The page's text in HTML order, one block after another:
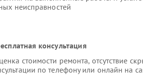
неисправностей
консультация
стоимости ремонта, отсутствие
по телефону или онлайн на